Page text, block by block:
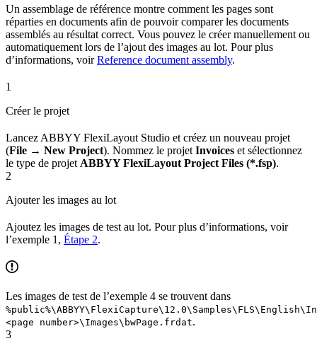
Un assemblage de référence montre comment les pages sont
réparties en documents afin de pouvoir comparer les documents
assemblés au résultat correct. Vous pouvez le créer manuellement ou
automatiquement lors de l’ajout des images au lot. Pour plus
d’informations, voirReference document assembly.
1
Créer le projet
Lancez ABBYY FlexiLayout Studio et créez un nouveau projet
(File → New Project). Nommez le projet Invoices et sélectionnez
le type de projet ABBYY FlexiLayout Project Files (*.fsp).
2
Ajouter les images au lot
Ajoutez les images de test au lot. Pour plus d’informations, voir
l’exemple 1, Étape 2.
Les images de test de l’exemple 4 se trouvent dans
<page number>\Images\bwPage.frdat.
3